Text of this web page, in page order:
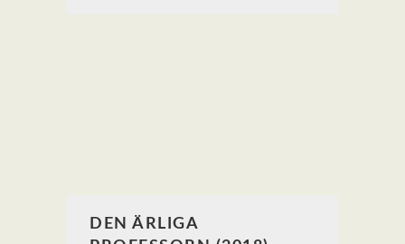
DEN ÄRLIGA